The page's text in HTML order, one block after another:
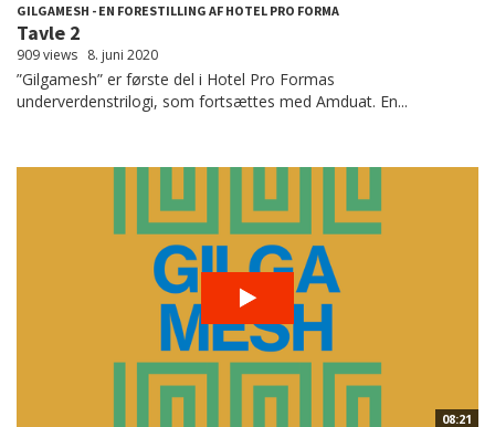
GILGAMESH - EN FORESTILLING AF HOTEL PRO FORMA
Tavle 2
909 views 8. juni 2020
”Gilgamesh” er første del i Hotel Pro Formas
underverdenstrilogi, som fortsættes med Amduat. En...
08:21